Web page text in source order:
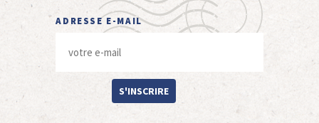
ADRESSE E-MAIL
S'INSCRIRE